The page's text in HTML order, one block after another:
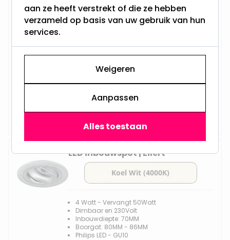
LED inbouwspot | Uber
Inbouwdiepte: 70MM
Philips LED - GU10
12,45
LED inbouwspot | Eilert
4 Watt - Vervangt 50Watt
Dimbaar en 230Volt
Inbouwdiepte: 70MM
Boorgat: 80MM - 86MM
Philips LED - GU10
aan ze heeft verstrekt of die ze hebben
verzameld op basis van uw gebruik van hun
services.
Weigeren
Aanpassen
Alles toestaan